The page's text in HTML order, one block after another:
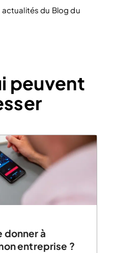
du Blog du
peuvent
donner à
entreprise ?